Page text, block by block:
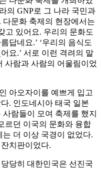
의 GNP로 그 나라 국민과
문화 축제의 현장에서는
고 있어요. 우리의 문화도
답네요.’ ‘우리의 음식도
요.’ 서로 이런 격려의 말
사람과 사람의 어울림이었
아오자이를 예쁘게 입고
. 인도네시아 태국 일본
람들이 모여 축제를 했지
르던 이국의 문화와 융합
더 이상 국경이 없었다.
치판이었다.
당히 대한민국은 선진국